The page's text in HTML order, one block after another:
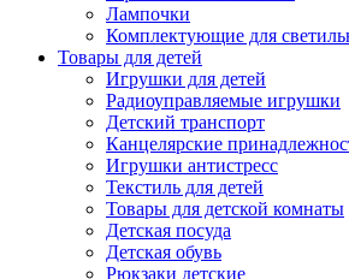
Лампочки
Комплектующие для
Товары для детей
Игрушки для детей
Радиоуправляемые игрушки
Детский транспорт
Канцелярские
Игрушки антистресс
Текстиль для детей
Товары для детской комнаты
Детская посуда
Детская обувь
Рюкзаки детские